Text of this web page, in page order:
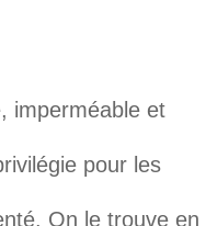
imperméable et
pour les
On le trouve en